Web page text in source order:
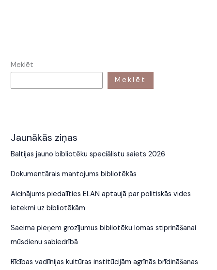
Meklēt
Meklēt
Jaunākās ziņas
Baltijas jauno bibliotēku speciālistu saiets 2026
Dokumentārais mantojums bibliotēkās
Aicinājums piedalīties ELAN aptaujā par politiskās vides
ietekmi uz bibliotēkām
Saeima pieņem grozījumus bibliotēku lomas stiprināšanai
mūsdienu sabiedrībā
Rīcības vadlīnijas kultūras institūcijām agrīnās brīdināšanas